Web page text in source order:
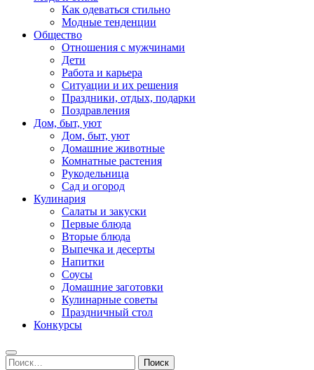
Как одеваться стильно
Модные тенденции
Общество
Отношения с мужчинами
Дети
Работа и карьера
Ситуации и их решения
Праздники, отдых, подарки
Поздравления
Дом, быт, уют
Дом, быт, уют
Домашние животные
Комнатные растения
Рукодельница
Сад и огород
Кулинария
Салаты и закуски
Первые блюда
Вторые блюда
Выпечка и десерты
Напитки
Соусы
Домашние заготовки
Кулинарные советы
Праздничный стол
Конкурсы
Найти: